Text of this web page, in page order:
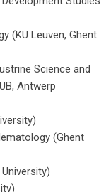
(KU Leuven, Ghent
Science and
Antwerp
(Ghent